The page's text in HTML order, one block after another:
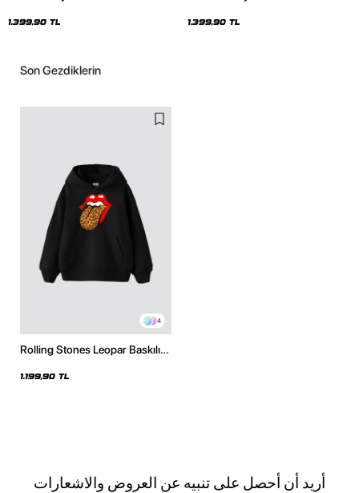
1.399,90 TL 1.399,90 TL
Son Gezdiklerin
4
Rolling Stones Leopar Baskılı
1.199,90 TL
أريد أن أحصل على تنبيه عن العروض والاشعارات